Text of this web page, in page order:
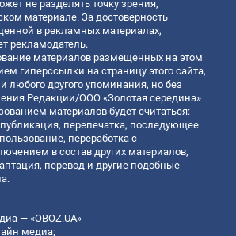
не разделять точку зрения,
материале. За достоверность
в рекламных материалах,
рекламодатель.
материалов размещенных на этом
гиперссылки на страницу этого сайта,
любого другого упоминания, но без
Редакции/ООО «Золотая середина»
материалов будет считаться:
перепечатка, последующее
переработка с
в состав других материалов,
перевод и другие подобные
— «OBOZ.UA»
медиа;